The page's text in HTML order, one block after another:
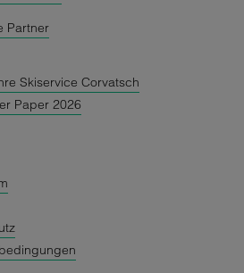
Partner
Skiservice Corvatsch
Paper 2026